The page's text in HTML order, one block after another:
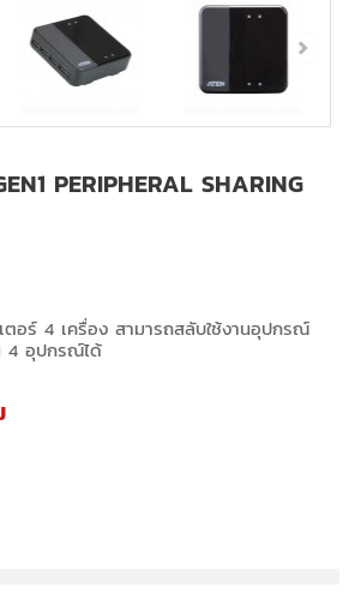
PERIPHERAL SHARING
อร์ 4 เครื่อง สามารถสลับใช้งานอุปกรณ์
4 อุปกรณ์ได้